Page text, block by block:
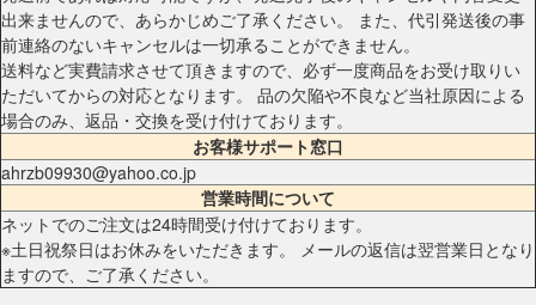
出来ませんので、あらかじめご了承ください。 また、代引発送後の事
前連絡のないキャンセルは一切承ることができません。
送料など実費請求させて頂きますので、必ず一度商品をお受け取りい
ただいてからの対応となります。 品の欠陥や不良など当社原因による
場合のみ、返品・交換を受け付けております。
お客様サポート窓口
ahrzb09930@yahoo.co.jp
営業時間について
ネットでのご注文は24時間受け付けております。
※土日祝祭日はお休みをいただきます。 メールの返信は翌営業日となり
ますので、ご了承ください。